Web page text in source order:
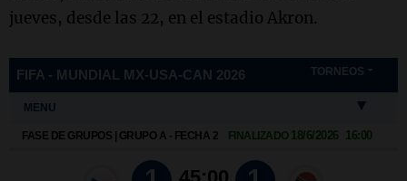
jueves, desde las 22, en el estadio Akron.